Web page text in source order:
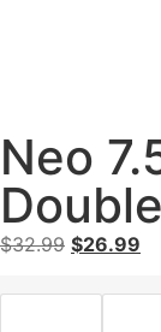
Neo
$32.99 $26.99